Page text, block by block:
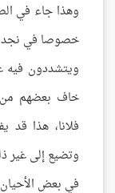
وهذا جاء في
خصوصا في نجد
ويتشددون فيه
خاف بعضهم من
فلانا، هذا قد
وتضيع إلى غير
في بعض